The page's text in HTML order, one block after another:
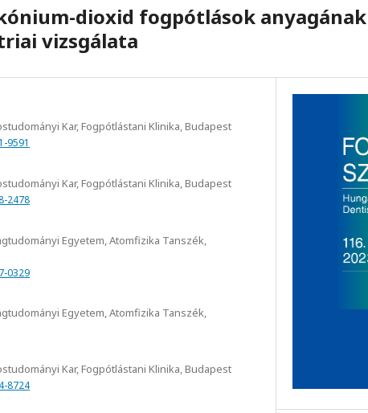
dioxid fogpótlások anyagának
vizsgálata
Kar, Fogpótlástani Klinika, Budapest
9591
Kar, Fogpótlástani Klinika, Budapest
2478
Egyetem, Atomfizika Tanszék,
0329
Egyetem, Atomfizika Tanszék,
Kar, Fogpótlástani Klinika, Budapest
8724